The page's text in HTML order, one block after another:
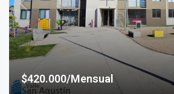
$420.000/Mensual